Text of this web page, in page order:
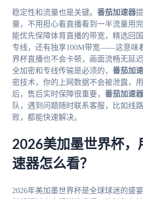
稳定性和流量也是关键。 番茄加速器
量，不用担心看直播看到一半流量用
能优先保障体育直播的带宽，精选回
专线，还有独享100M带宽——这意味
界杯直播也不会卡顿，画面流畅无延
全加密和专线传输是必须的， 番茄加
密技术，你的上网数据不会被泄露，
后，售后实时保障很重要， 番茄加速器
队，遇到问题随时联系客服，比如线
败，都能快速解决。
2026美加墨世界杯，
速器怎么看？
2026年美加墨世界杯是全球球迷的盛